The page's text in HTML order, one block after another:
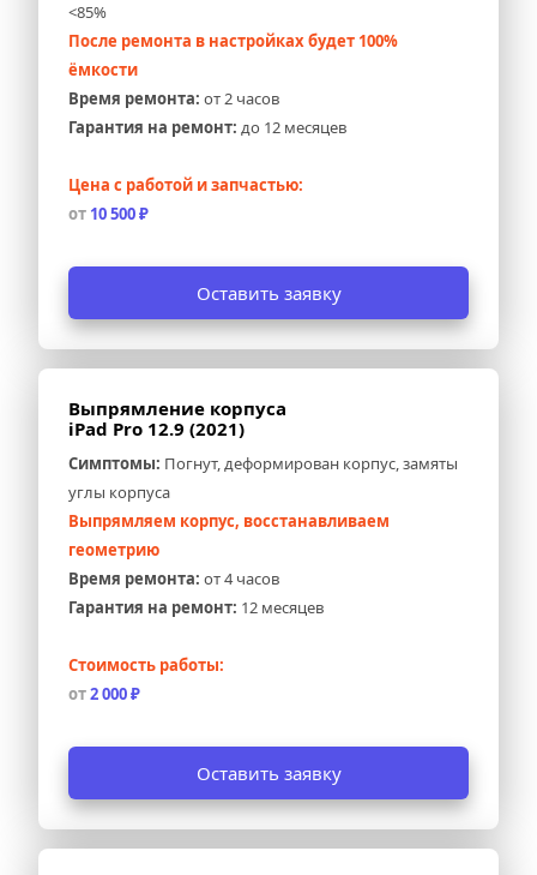
<85%
После ремонта в настройках будет 100%
ёмкости
Время ремонта: от 2 часов
Гарантия на ремонт: до 12 месяцев
Цена с работой и запчастью:
от 10 500 ₽
Оставить заявку
Выпрямление корпуса
iPad Pro 12.9 (2021)
Симптомы: Погнут, деформирован корпус, замяты
углы корпуса
Выпрямляем корпус, восстанавливаем
геометрию
Время ремонта: от 4 часов
Гарантия на ремонт: 12 месяцев
Стоимость работы:
от 2 000 ₽
Оставить заявку